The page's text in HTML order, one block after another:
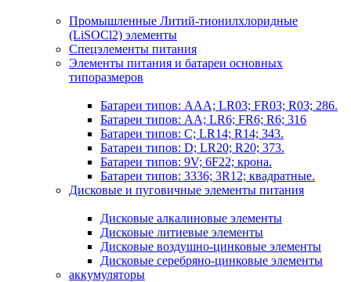
Промышленные Литий-тионилхлоридные
(LiSOCl2) элементы
Спецэлементы питания
Элементы питания и батареи основных
типоразмеров
Батареи типов: AAA; LR03; FR03; R03; 286.
Батареи типов: AA; LR6; FR6; R6; 316
Батареи типов: C; LR14; R14; 343.
Батареи типов: D; LR20; R20; 373.
Батареи типов: 9V; 6F22; крона.
Батареи типов: 3336; 3R12; квадратные.
Дисковые и пуговичные элементы питания
Дисковые алкалиновые элементы
Дисковые литиевые элементы
Дисковые воздушно-цинковые элементы
Дисковые серебряно-цинковые элементы
аккумуляторы